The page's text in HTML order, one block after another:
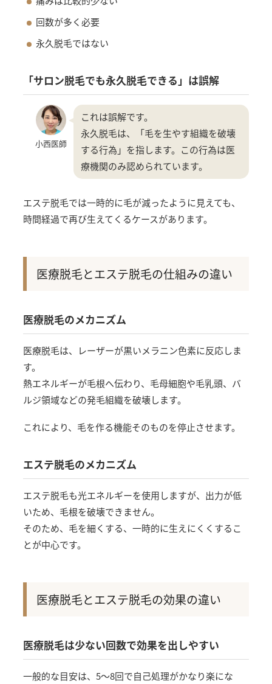
回数が多く必要
永久脱毛ではない
「サロン脱毛でも永久脱毛できる」は誤解
小西医師
これは誤解です。
永久脱毛は、「毛を生やす組織を破壊
する行為」を指します。この行為は医
療機関のみ認められています。
エステ脱毛では一時的に毛が減ったように見えても、
時間経過で再び生えてくるケースがあります。
医療脱毛とエステ脱毛の仕組みの違い
医療脱毛のメカニズム
医療脱毛は、レーザーが黒いメラニン色素に反応しま
す。
熱エネルギーが毛根へ伝わり、毛母細胞や毛乳頭、バ
ルジ領域などの発毛組織を破壊します。
これにより、毛を作る機能そのものを停止させます。
エステ脱毛のメカニズム
エステ脱毛も光エネルギーを使用しますが、出力が低
いため、毛根を破壊できません。
そのため、毛を細くする、一時的に生えにくくするこ
とが中心です。
医療脱毛とエステ脱毛の効果の違い
医療脱毛は少ない回数で効果を出しやすい
一般的な目安は、5〜8回で自己処理がかなり楽にな